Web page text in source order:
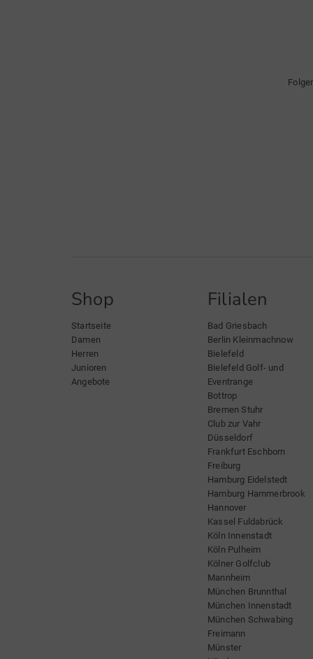
Shop
Startseite
Damen
Herren
Junioren
Angebote
Filialen
Bad Griesbach
Berlin Kleinmachnow
Bielefeld
Bielefeld Golf- und
Eventrange
Bottrop
Bremen Stuhr
Club zur Vahr
Düsseldorf
Frankfurt Eschborn
Freiburg
Hamburg Eidelstedt
Hamburg Hammerbrook
Hannover
Kassel Fuldabrück
Köln Innenstadt
Köln Pulheim
Kölner Golfclub
Mannheim
München Brunnthal
München Innenstadt
München Schwabing
Freimann
Münster